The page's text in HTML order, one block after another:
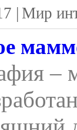
| Мир
–